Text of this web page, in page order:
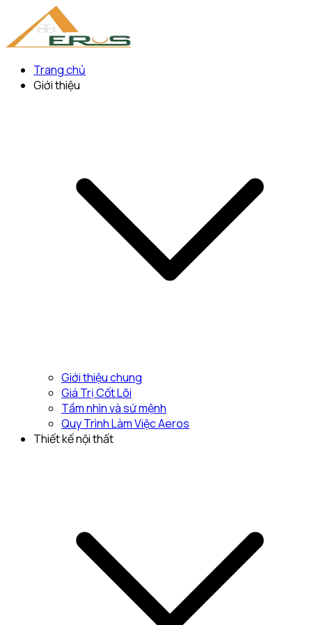
Trang chủ
Giới thiệu
Giới thiệu chung
Giá Trị Cốt Lõi
Tầm nhìn và sứ mệnh
Quy Trình Làm Việc Aeros
Thiết kế nội thất